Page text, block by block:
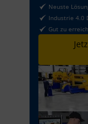
Neuste
Industrie 4.0
Gut zu